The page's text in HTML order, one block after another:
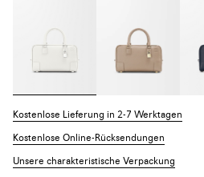
Kostenlose Lieferung in 2-7 Werktagen
Kostenlose Online-Rücksendungen
Unsere charakteristische Verpackung